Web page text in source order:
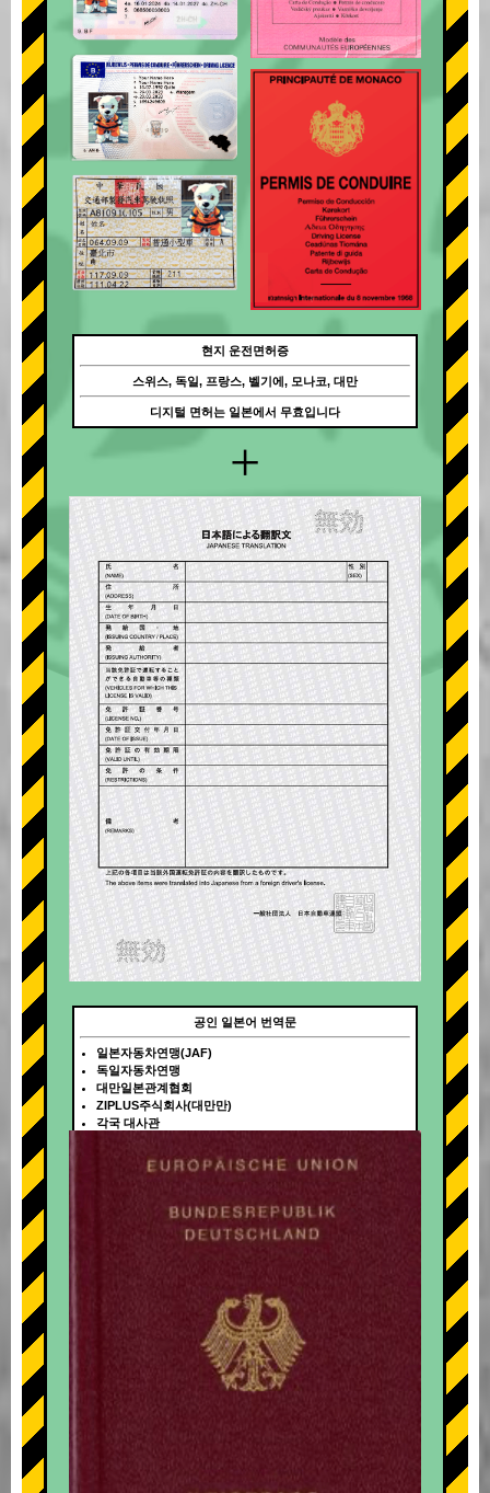
+
+
현지 운전면허증
스위스, 독일, 프랑스, 벨기에, 모나코, 대만
디지털 면허는 일본에서 무효입니다
공인 일본어 번역문
일본자동차연맹(JAF)
독일자동차연맹
대만일본관계협회
ZIPLUS주식회사(대만만)
각국 대사관